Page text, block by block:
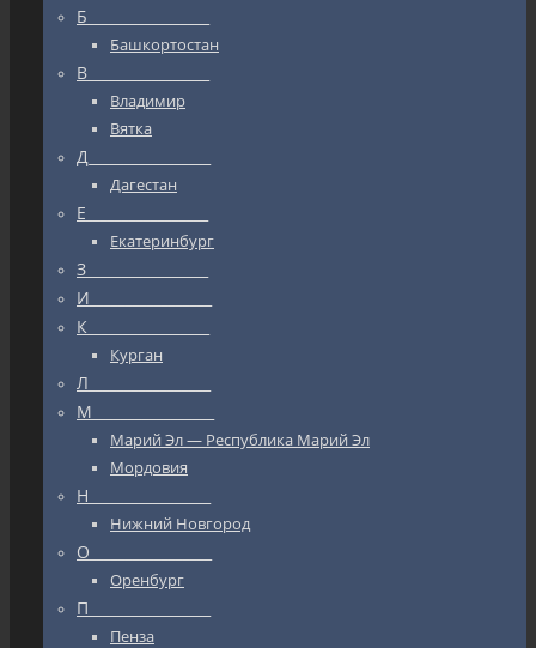
Б_________________
Башкортостан
В_________________
Владимир
Вятка
Д_________________
Дагестан
Е_________________
Екатеринбург
З_________________
И_________________
К_________________
Курган
Л_________________
М_________________
Марий Эл — Республика Марий Эл
Мордовия
Н_________________
Нижний Новгород
О_________________
Оренбург
П_________________
Пенза